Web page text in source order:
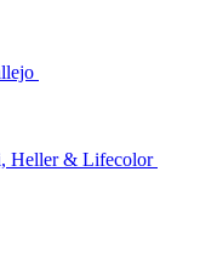
Heller & Lifecolor